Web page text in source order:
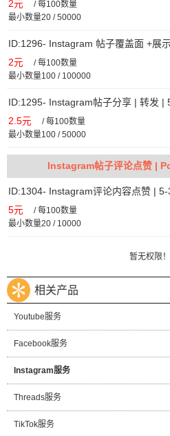
2元 /每100数量
最小数量20 / 50000
ID:1296- Instagram 帖子覆盖面 +展
2元 /每100数量
最小数量100 / 100000
ID:1295- Instagram帖子分享 | 转发 |
2.5元 /每100数量
最小数量100 / 50000
Instagram帖子评论点赞 |
ID:1304- Instagram评论内容点赞 |
5元 /每100数量
最小数量20 / 10000
暂无权限！
相关产品
Youtube服务
Facebook服务
Instagram服务
Threads服务
TikTok服务